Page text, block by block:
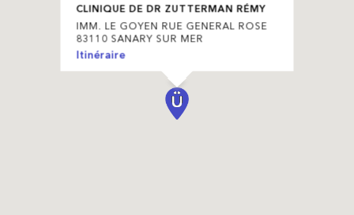
CLINIQUE DE DR ZUTTERMAN RÉMY
IMM. LE GOYEN RUE GENERAL ROSE
83110 SANARY SUR MER
Itinéraire